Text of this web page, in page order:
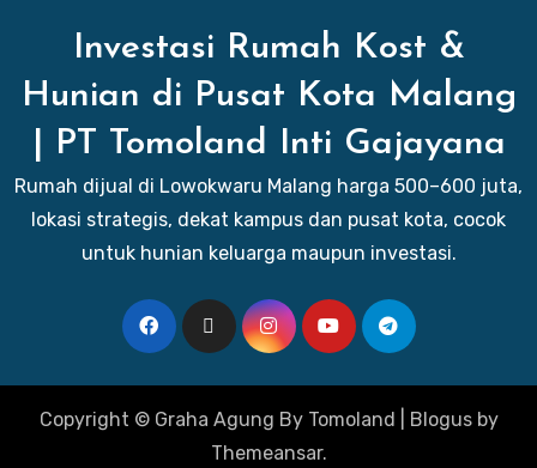
Investasi Rumah Kost &
Hunian di Pusat Kota Malang
| PT Tomoland Inti Gajayana
Rumah dijual di Lowokwaru Malang harga 500–600 juta,
lokasi strategis, dekat kampus dan pusat kota, cocok
untuk hunian keluarga maupun investasi.
Copyright © Graha Agung By Tomoland Blogusby
Themeansar.